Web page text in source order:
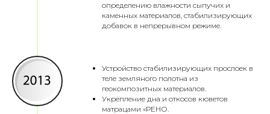
определению влажности сыпучих и
каменных материалов, стабилизирующих
добавок в непрерывном режиме.
Устройство стабилизирующих прослоек в
теле земляного полотна из
геокомпозитных материалов.
Укрепление дна и откосов кюветов
матрацами «РЕНО.